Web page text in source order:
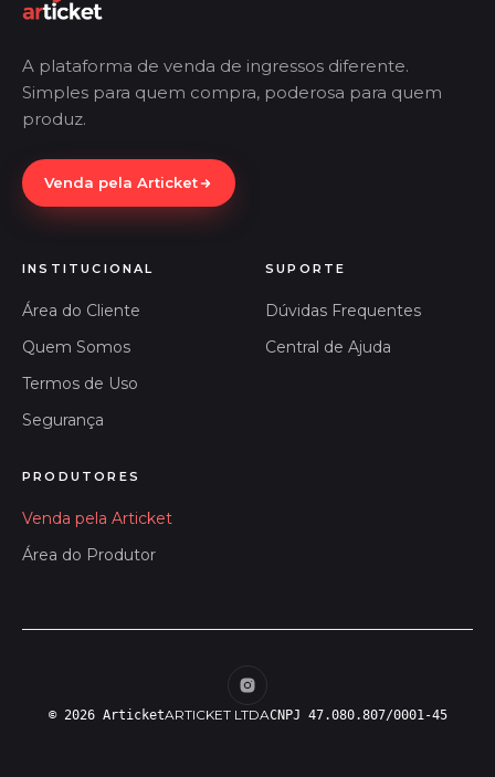
A plataforma de venda de ingressos diferente.
Simples para quem compra, poderosa para quem
produz.
Venda pela Articket
INSTITUCIONAL
Área do Cliente
Quem Somos
Termos de Uso
Segurança
SUPORTE
Dúvidas Frequentes
Central de Ajuda
PRODUTORES
Venda pela Articket
Área do Produtor
© 2026 ArticketARTICKET LTDACNPJ 47.080.807/0001-45